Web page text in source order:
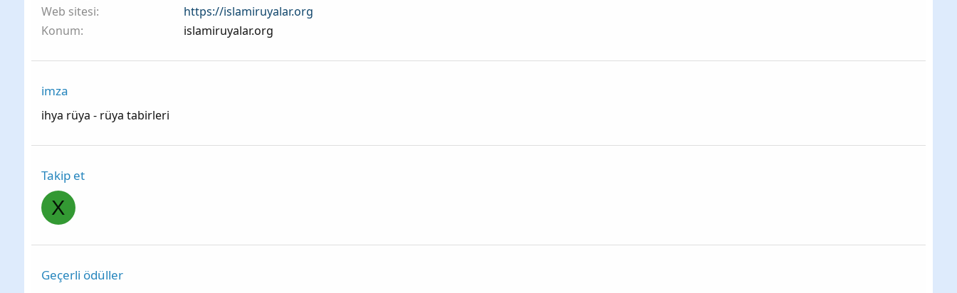
Web sitesi
https://islamiruyalar.org
Konum
islamiruyalar.org
imza
ihya rüya - rüya tabirleri
Takip et
X
Geçerli ödüller